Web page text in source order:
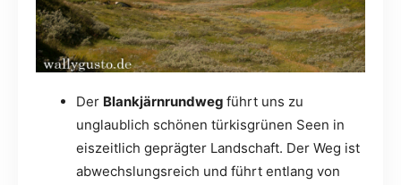
Der Blankjärnrundweg führt uns zu
unglaublich schönen türkisgrünen Seen in
eiszeitlich geprägter Landschaft. Der Weg ist
abwechslungsreich und führt entlang von